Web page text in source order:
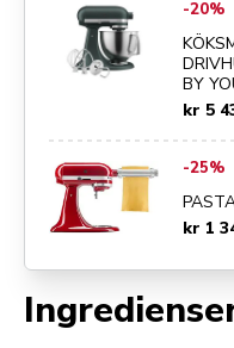
-20%
BY
kr 5
Go toPASTAVALS details
-25%
kr 1